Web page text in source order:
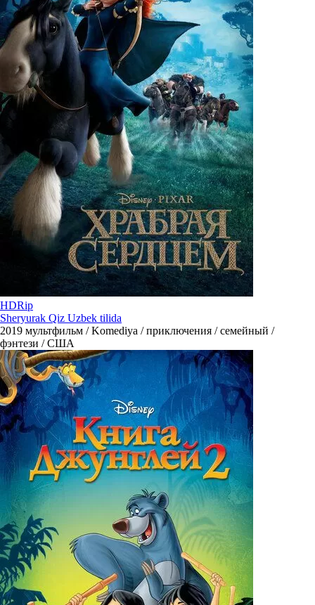
HDRip
Sheryurak Qiz Uzbek tilida
2019 мультфильм / Komediya / приключения / семейный /
фэнтези / США